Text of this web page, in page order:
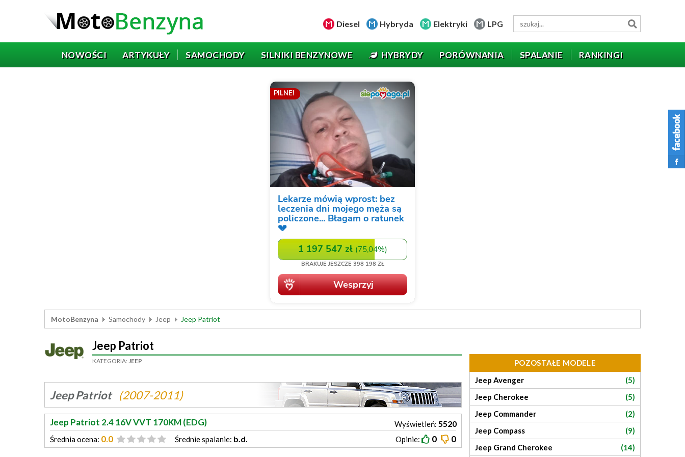
Diesel Hybryda Elektryki LPG
NOWOŚCI ARTYKUŁY SAMOCHODY SILNIKI BENZYNOWE HYBRYDY PORÓWNANIA SPALANIE RANKINGI
MotoBenzyna Samochody Jeep Jeep Patriot
Jeep Patriot
KATEGORIA: JEEP
Jeep Patriot (2007-2011)
Jeep Patriot 2.4 16V VVT 170KM (EDG)
Średnia ocena: 0.0 Średnie spalanie: b.d. Opinie: 0 0
Wyświetleń: 5520
POZOSTAŁE MODELE
Jeep Avenger
(5)
Jeep Cherokee
(5)
Jeep Commander
(2)
Jeep Compass
(9)
Jeep Grand Cherokee
(14)